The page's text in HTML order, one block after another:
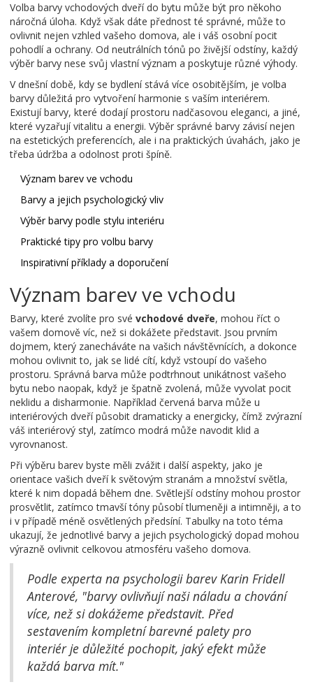
Volba barvy vchodových dveří do bytu může být pro někoho
náročná úloha. Když však dáte přednost té správné, může to
ovlivnit nejen vzhled vašeho domova, ale i váš osobní pocit
pohodlí a ochrany. Od neutrálních tónů po živější odstíny, každý
výběr barvy nese svůj vlastní význam a poskytuje různé výhody.
V dnešní době, kdy se bydlení stává více osobitějším, je volba
barvy důležitá pro vytvoření harmonie s vaším interiérem.
Existují barvy, které dodají prostoru nadčasovou eleganci, a jiné,
které vyzařují vitalitu a energii. Výběr správné barvy závisí nejen
na estetických preferencích, ale i na praktických úvahách, jako je
třeba údržba a odolnost proti špíně.
Význam barev ve vchodu
Barvy a jejich psychologický vliv
Výběr barvy podle stylu interiéru
Praktické tipy pro volbu barvy
Inspirativní příklady a doporučení
Význam barev ve vchodu
Barvy, které zvolíte pro své vchodové dveře, mohou říct o
vašem domově víc, než si dokážete představit. Jsou prvním
dojmem, který zanecháváte na vašich návštěvnících, a dokonce
mohou ovlivnit to, jak se lidé cítí, když vstoupí do vašeho
prostoru. Správná barva může podtrhnout unikátnost vašeho
bytu nebo naopak, když je špatně zvolená, může vyvolat pocit
neklidu a disharmonie. Například červená barva může u
interiérových dveří působit dramaticky a energicky, čímž zvýrazní
váš interiérový styl, zatímco modrá může navodit klid a
vyrovnanost.
Při výběru barev byste měli zvážit i další aspekty, jako je
orientace vašich dveří k světovým stranám a množství světla,
které k nim dopadá během dne. Světlejší odstíny mohou prostor
prosvětlit, zatímco tmavší tóny působí tlumeněji a intimněji, a to
i v případě méně osvětlených předsíní. Tabulky na toto téma
ukazují, že jednotlivé barvy a jejich psychologický dopad mohou
výrazně ovlivnit celkovou atmosféru vašeho domova.
Podle experta na psychologii barev Karin Fridell
Anterové, "barvy ovlivňují naši náladu a chování
více, než si dokážeme představit. Před
sestavením kompletní barevné palety pro
interiér je důležité pochopit, jaký efekt může
každá barva mít."